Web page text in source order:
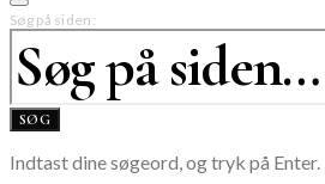
Søg på siden:
SØG
Indtast dine søgeord, og tryk på Enter.